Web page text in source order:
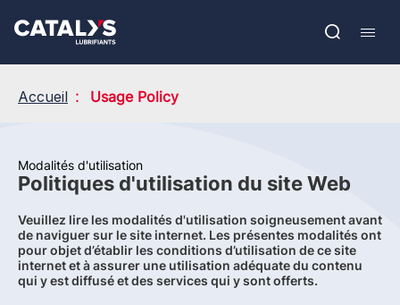
contenu
Open
EN
Accueil Usage Policy
Modalités d'utilisation
Politiques d'utilisation du site Web
Veuillez lire les modalités d'utilisation soigneusement avant
de naviguer sur le site internet. Les présentes modalités ont
pour objet d’établir les conditions d’utilisation de ce site
internet et à assurer une utilisation adéquate du contenu
qui y est diffusé et des services qui y sont offerts.